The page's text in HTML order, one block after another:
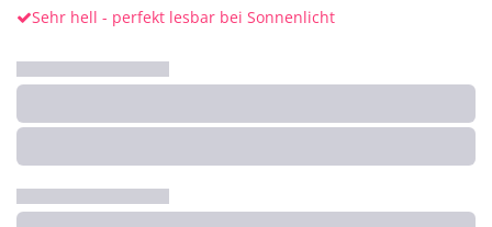
Sehr hell - perfekt lesbar bei Sonnenlicht